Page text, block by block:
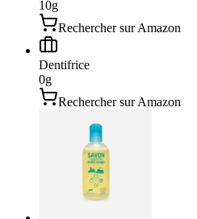
10g
Rechercher sur Amazon
Dentifrice
0g
Rechercher sur Amazon